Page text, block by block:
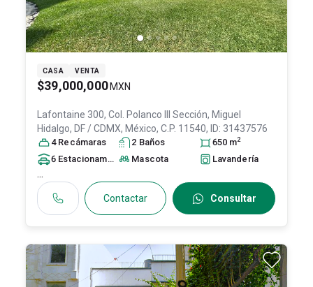
CASA VENTA
$39,000,000 MXN
Lafontaine 300, Col. Polanco III Sección, Miguel
Hidalgo, DF / CDMX, México, C.P. 11540, ID: 31437576
4 Recámaras 2 Baños 650 m2
6 Estacionamiento sMascota Lavandería
...
Contactar Consultar